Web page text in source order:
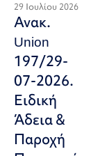
29 Ιουλίου 2026
Ανακ.
Union
197/29-
07-2026.
Ειδική
Άδεια &
Παροχή